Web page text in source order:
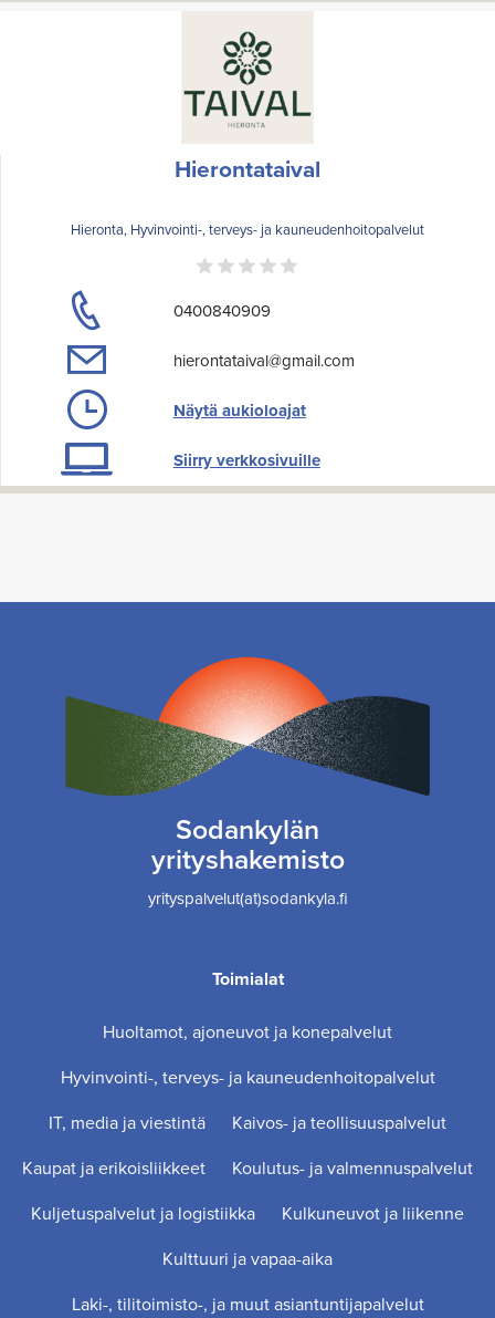
Hierontataival
Hieronta, Hyvinvointi-, terveys- ja kauneudenhoitopalvelut
0400840909
hierontataival@gmail.com
Näytä aukioloajat
Siirry verkkosivuille
Sodankylän
yrityshakemisto
yrityspalvelut(at)sodankyla.fi
Toimialat
Huoltamot, ajoneuvot ja konepalvelut
Hyvinvointi-, terveys- ja kauneudenhoitopalvelut
IT, media ja viestintä
Kaivos- ja teollisuuspalvelut
Kaupat ja erikoisliikkeet
Koulutus- ja valmennuspalvelut
Kuljetuspalvelut ja logistiikka
Kulkuneuvot ja liikenne
Kulttuuri ja vapaa-aika
Laki-, tilitoimisto-, ja muut asiantuntijapalvelut